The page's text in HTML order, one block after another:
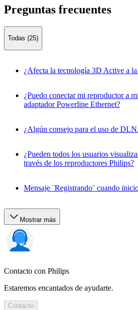
Preguntas frecuentes
Todas (25)
¿Afecta la tecnología 3D Active a
¿Puedo conectar mi reproductor a
adaptador Powerline Ethernet?
¿Algún consejo para el uso de
¿Pueden todos los usuarios
través de los reproductores Philips?
Mensaje ¨Registrando¨ cuando
Mostrar más
Contacto con Philips
Estaremos encantados de ayudarte.
Contacto